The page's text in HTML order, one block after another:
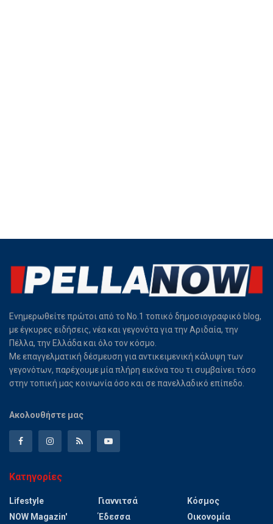
Ενημερωθείτε πρώτοι από το Νο.1 τοπικό δημοσιογραφικό blog,
με έγκυρες ειδήσεις, νέα και γεγονότα για την Αριδαία, την
Πέλλα, την Ελλάδα και όλο τον κόσμο.
Με επαγγελματική δέσμευση για αντικειμενική κάλυψη των
γεγονότων, παρέχουμε μία πλήρη εικόνα του τι συμβαίνει τόσο
στην τοπική μας κοινωνία όσο και σε πανελλαδικό επίπεδο.
Ακολουθήστε μας
Κατηγορίες
Lifestyle
NOW Magazin'
Γιαννιτσά
Έδεσσα
Κόσμος
Οικονομία